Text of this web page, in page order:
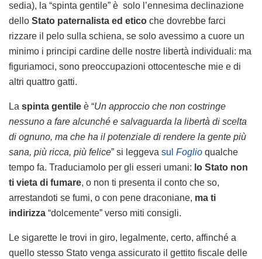
sedia), la “spinta gentile” è solo l’ennesima declinazione
dello Stato paternalista ed etico che dovrebbe farci
rizzare il pelo sulla schiena, se solo avessimo a cuore un
minimo i principi cardine delle nostre libertà individuali: ma
figuriamoci, sono preoccupazioni ottocentesche mie e di
altri quattro gatti.
La spinta gentile è “Un approccio che non costringe
nessuno a fare alcunché e salvaguarda la libertà di scelta
di ognuno, ma che ha il potenziale di rendere la gente più
sana, più ricca, più felice” si leggeva sul Foglio qualche
tempo fa. Traduciamolo per gli esseri umani: lo Stato non
ti vieta di fumare, o non ti presenta il conto che so,
arrestandoti se fumi, o con pene draconiane, ma ti
indirizza “dolcemente” verso miti consigli.
Le sigarette le trovi in giro, legalmente, certo, affinché a
quello stesso Stato venga assicurato il gettito fiscale delle